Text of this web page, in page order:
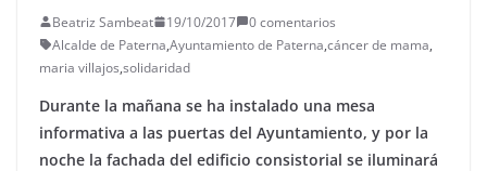
Beatriz Sambeat 19/10/2017
0 comentarios
Alcalde de Paterna,Ayuntamiento de Paterna,cáncer de mama,
maria villajos,solidaridad
Durante la mañana se ha instalado una mesa
informativa a las puertas del Ayuntamiento, y por la
noche la fachada del edificio consistorial se iluminará